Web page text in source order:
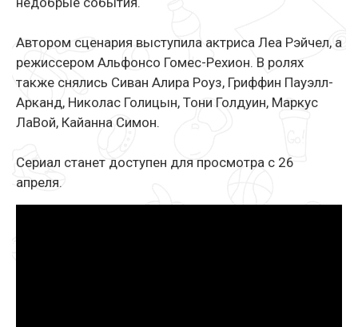
Автором сценария выступила актриса Леа Рэйчел, а
режиссером Альфонсо Гомес-Рехион. В ролях
также снялись Сиван Алира Роуз, Гриффин Пауэлл-
Арканд, Николас Голицын, Тони Голдуин, Маркус
ЛаВой, Кайанна Симон.
Сериал станет доступен для просмотра с 26
апреля.